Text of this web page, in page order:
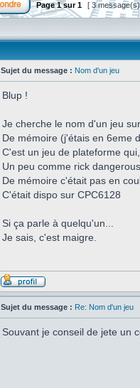
Page1sur1 [ 3
Sujet du message : Nom d'un jeu
Blup !
Je cherche le nom d'un jeu
De mémoire (j'étais en 6eme
C'est un jeu de plateforme
Un peu comme rick
De mémoire c'était pas en
C'était dispo sur CPC6128
Si ça parle à quelqu'un...
Je sais, c'est maigre.
Sujet du message : Re: Nom d'un jeu
Souvant je conseil de jete un